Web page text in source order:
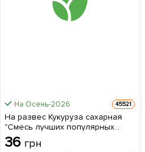
На Осень-2026 45521
На развес Кукуруза сахарная
"Смесь лучших популярных
сортов" ТМ "Весна" цена за 40г
36 грн